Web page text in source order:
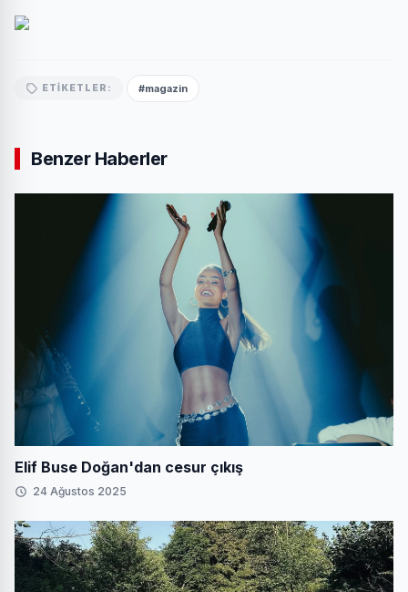
ETIKETLER: #magazin
Benzer Haberler
Elif Buse Doğan'dan cesur çıkış
24 Ağustos 2025